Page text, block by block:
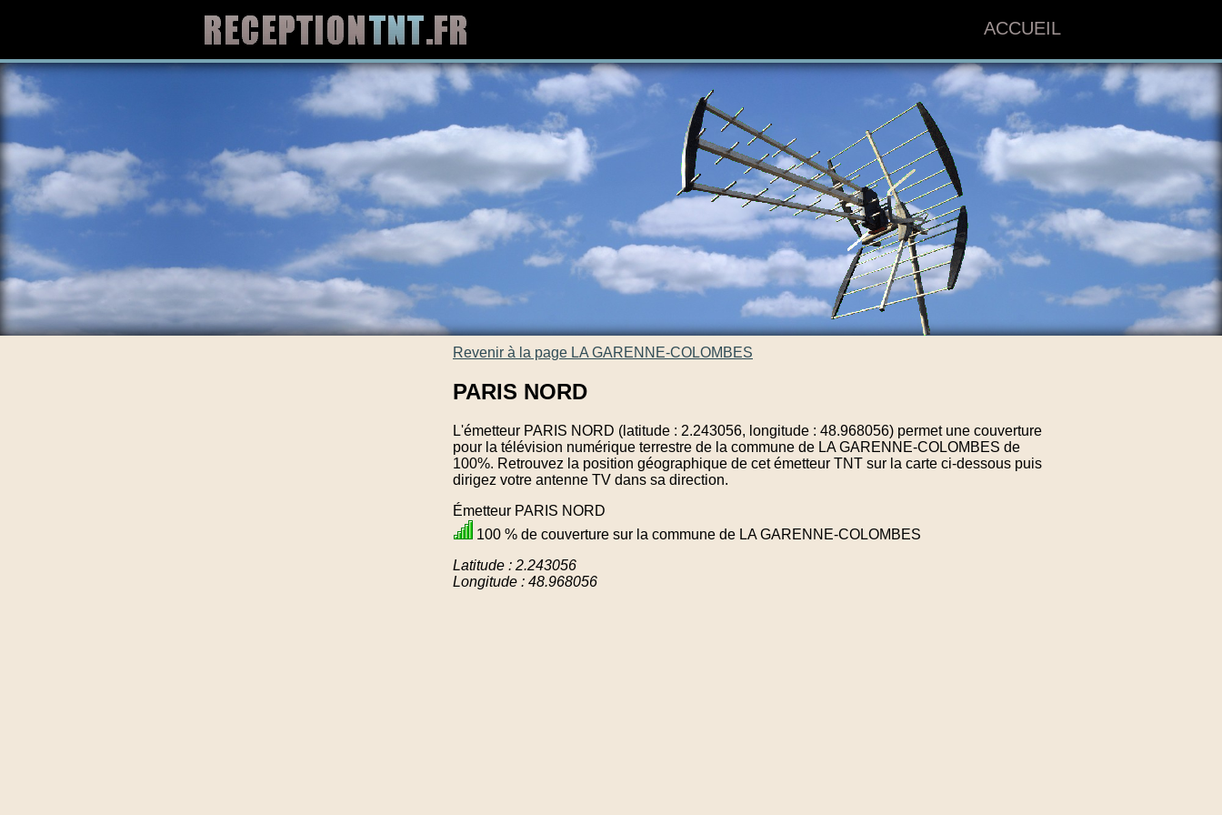
ACCUEIL
Revenir à la page LA GARENNE-COLOMBES
PARIS NORD
L'émetteur PARIS NORD (latitude : 2.243056, longitude : 48.968056) permet une couverture
pour la télévision numérique terrestre de la commune de LA GARENNE-COLOMBES de
100%. Retrouvez la position géographique de cet émetteur TNT sur la carte ci-dessous puis
dirigez votre antenne TV dans sa direction.
Émetteur PARIS NORD
100 % de couverture sur la commune de LA GARENNE-COLOMBES
Latitude : 2.243056
Longitude : 48.968056